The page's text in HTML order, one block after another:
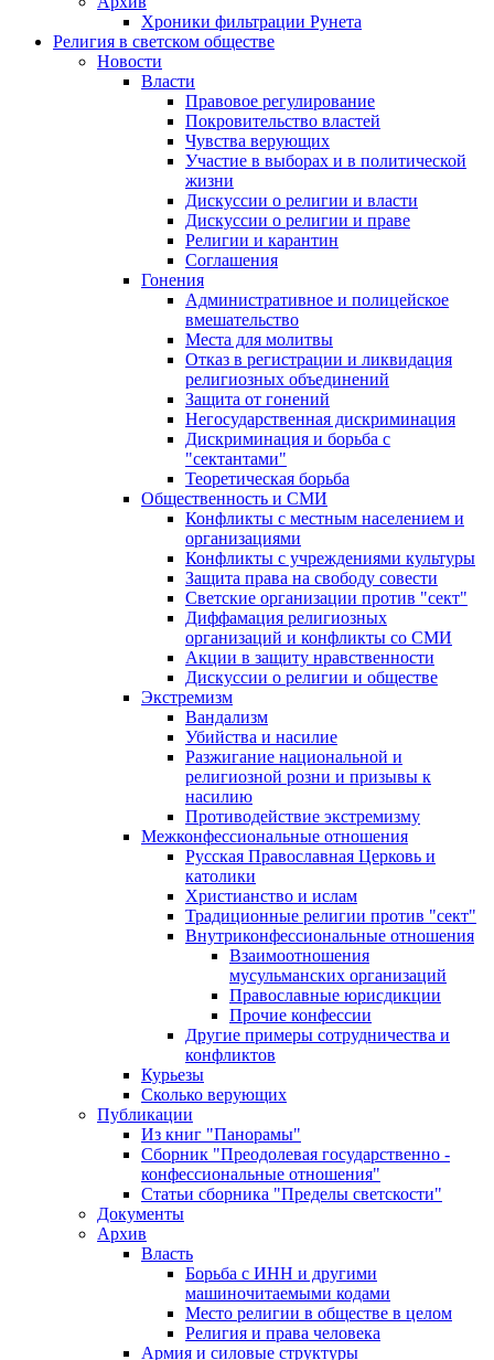
Хроники фильтрации Рунета
Религия в светском обществе
Новости
Власти
Правовое регулирование
Покровительство властей
Чувства верующих
Участие в выборах и в политической
жизни
Дискуссии о религии и власти
Дискуссии о религии и праве
Религии и карантин
Соглашения
Гонения
Административное и полицейское
вмешательство
Места для молитвы
Отказ в регистрации и ликвидация
религиозных объединений
Защита от гонений
Негосударственная дискриминация
Дискриминация и борьба с
"сектантами"
Теоретическая борьба
Общественность и СМИ
Конфликты с местным населением и
организациями
Конфликты с учреждениями культуры
Защита права на свободу совести
Светские организации против "сект"
Диффамация религиозных
организаций и конфликты со СМИ
Акции в защиту нравственности
Дискуссии о религии и обществе
Экстремизм
Вандализм
Убийства и насилие
Разжигание национальной и
религиозной розни и призывы к
насилию
Противодействие экстремизму
Межконфессиональные отношения
Русская Православная Церковь и
католики
Христианство и ислам
Традиционные религии против "сект"
Внутриконфессиональные отношения
Взаимоотношения
мусульманских организаций
Православные юрисдикции
Прочие конфессии
Другие примеры сотрудничества и
конфликтов
Курьезы
Сколько верующих
Публикации
Из книг "Панорамы"
Сборник "Преодолевая государственно -
конфессиональные отношения"
Статьи сборника "Пределы светскости"
Документы
Архив
Власть
Борьба с ИНН и другими
машиночитаемыми кодами
Место религии в обществе в целом
Религия и права человека
Армия и силовые структуры